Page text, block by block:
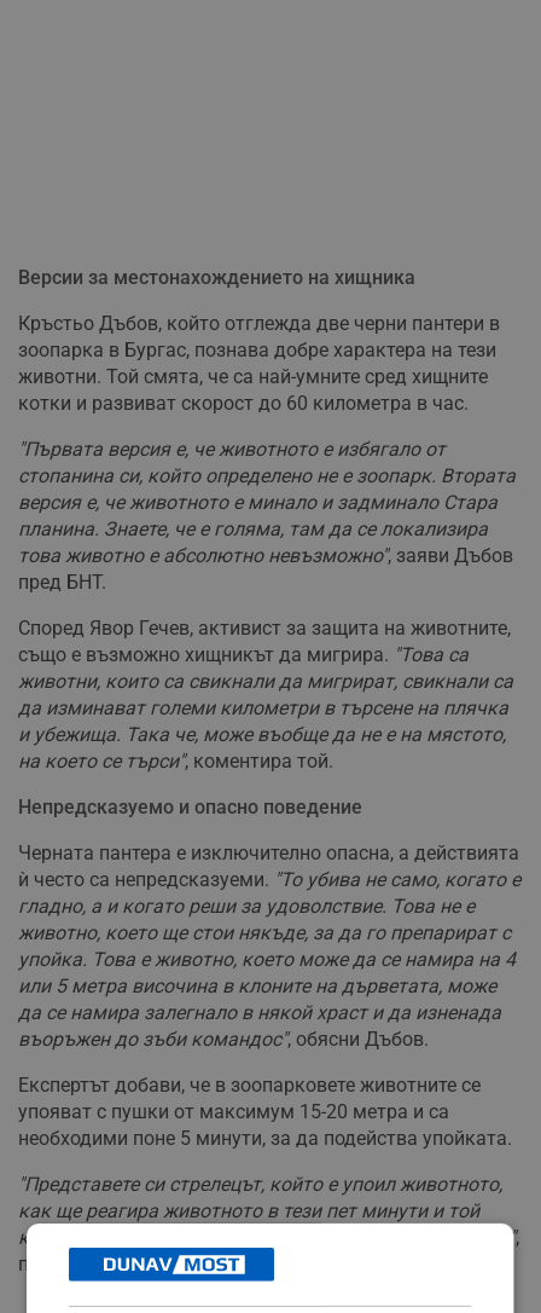
Версии за местонахождението на хищника
Кръстьо Дъбов, който отглежда две черни пантери в
зоопарка в Бургас, познава добре характера на тези
животни. Той смята, че са най-умните сред хищните
котки и развиват скорост до 60 километра в час.
"Първата версия е, че животното е избягало от
стопанина си, който определено не е зоопарк. Втората
версия е, че животното е минало и задминало Стара
планина. Знаете, че е голяма, там да се локализира
това животно е абсолютно невъзможно", заяви Дъбов
пред БНТ.
Според Явор Гечев, активист за защита на животните,
също е възможно хищникът да мигрира. "Това са
животни, които са свикнали да мигрират, свикнали са
да изминават големи километри в търсене на плячка
и убежища. Така че, може въобще да не е на мястото,
на което се търси", коментира той.
Непредсказуемо и опасно поведение
Черната пантера е изключително опасна, а действията
ѝ често са непредсказуеми. "То убива не само, когато е
гладно, а и когато реши за удоволствие. Това не е
животно, което ще стои някъде, за да го препарират с
упойка. Това е животно, което може да се намира на 4
или 5 метра височина в клоните на дърветата, може
да се намира залегнало в някой храст и да изненада
въоръжен до зъби командос", обясни Дъбов.
Експертът добави, че в зоопарковете животните се
упояват с пушки от максимум 15-20 метра и са
необходими поне 5 минути, за да подейства упойката.
"Представете си стрелецът, който е упоил животното,
как ще реагира животното в тези пет минути и той
къде ще бъде при положение, че е на 15 метра от него",
попита риторично специалистът.